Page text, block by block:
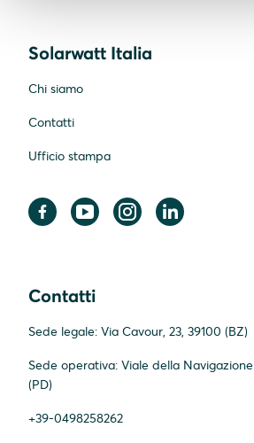
Solarwatt Italia
Chi siamo
Contatti
Ufficio stampa
Contatti
Sede legale: Via Cavour, 23, 39100 (BZ)
Sede operativa: Viale della
(PD)
+39-0498258262